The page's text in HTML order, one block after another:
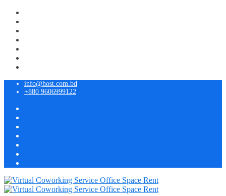
info@host.com.bd
+880 9606999122